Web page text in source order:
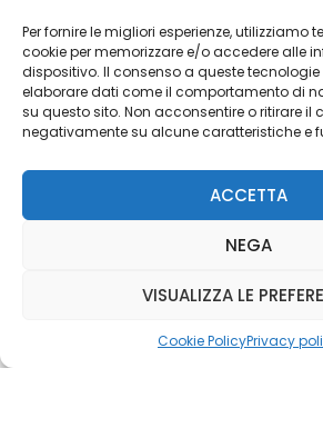
Per fornire le migliori esperienze, utilizziamo
cookie per memorizzare e/o accedere alle
dispositivo. Il consenso a queste
elaborare dati come il comportamento di
su questo sito. Non acconsentire o ritirare il
negativamente su alcune caratteristiche e
ACCETTA
NEGA
VISUALIZZA LE
Cookie PolicyPrivacy
Via Martiri della Libertà, 28
20833 Giussano (MB)
P.I. 06982770965
Privacy Policy